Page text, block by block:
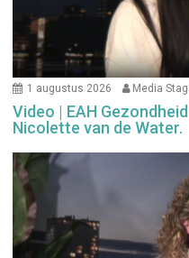
1 augustus 2026 Media
Video | EAH
Nicolette van de Water.